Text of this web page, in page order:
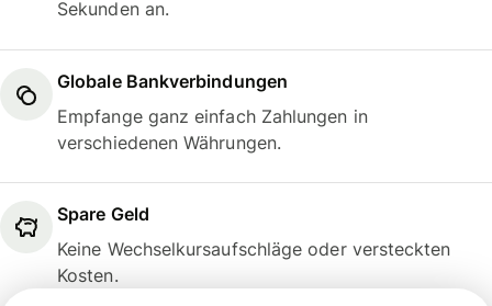
Sekunden an.
Globale Bankverbindungen
Empfange ganz einfach Zahlungen in
verschiedenen Währungen.
Spare Geld
Keine Wechselkursaufschläge oder versteckten
Kosten.